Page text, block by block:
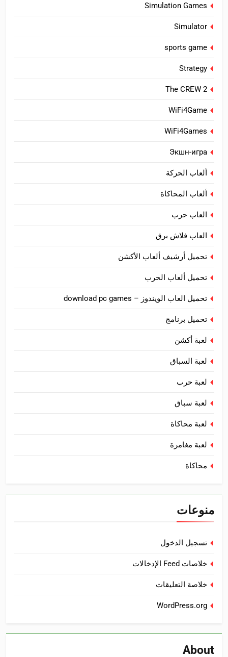
Simulation Games
Simulator
sports game
Strategy
The CREW 2
WiFi4Game
WiFi4Games
Экшн-игра
ألعاب الحركة
ألعاب المحاكاة
العاب حرب
العاب فلاش برق
تحميل أرشيف ألعاب الأكشن
تحميل ألعاب الحرب
تحميل العاب الويندوز – download pc games
تحميل برنامج
لعبة أكشن
لعبة السباق
لعبة حرب
لعبة سباق
لعبة محاكاة
لعبة مغامرة
محاكاة
منوعات
تسجيل الدخول
خلاصات Feed الإدخالات
خلاصة التعليقات
WordPress.org
About